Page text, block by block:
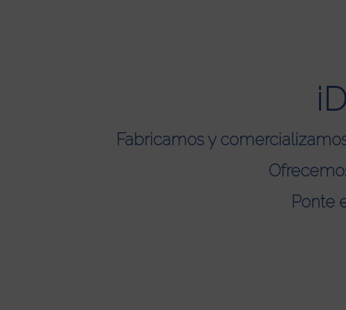
Fabricamos y
Ponte